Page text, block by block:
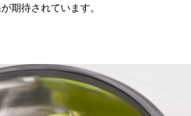
期待されています。